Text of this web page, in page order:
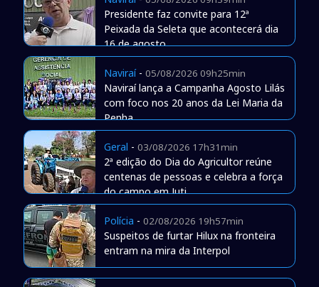
Presidente faz convite para 12ª
Peixada da Seleta que acontecerá dia
16 de agosto
Naviraí- 05/08/2026 09h25min
Naviraí lança a Campanha Agosto Lilás
com foco nos 20 anos da Lei Maria da
Penha
Geral - 03/08/2026 17h31min
2ª edição do Dia do Agricultor reúne
centenas de pessoas e celebra a força
do campo em Juti
Polícia - 02/08/2026 19h57min
Suspeitos de furtar Hilux na fronteira
entram na mira da Interpol